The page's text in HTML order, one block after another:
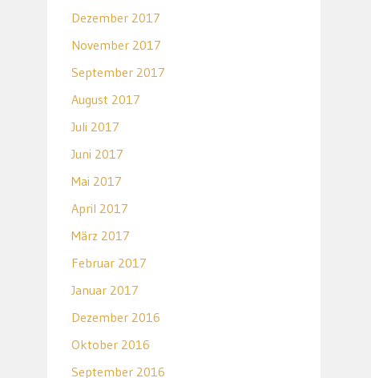
Dezember 2017
November 2017
September 2017
August 2017
Juli 2017
Juni 2017
Mai 2017
April 2017
März 2017
Februar 2017
Januar 2017
Dezember 2016
Oktober 2016
September 2016